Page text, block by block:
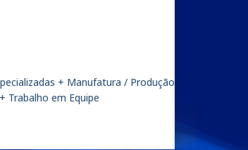
+ Manufatura / Produção
Trabalho em Equipe